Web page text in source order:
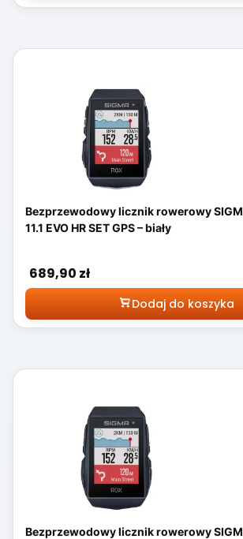
Bezprzewodowy licznik rowerowy
11.1 EVO HR SET GPS – biały
Cena
689,90 zł
Dodaj do koszyka
Bezprzewodowy licznik rowerowy